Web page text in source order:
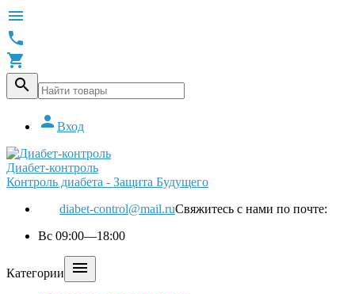




 Вход
Диабет-контроль
Контроль диабета - Защита Будущего
diabet-control@mail.ruСвяжитесь с нами по почте:
Вс 09:00—18:00
Категории 